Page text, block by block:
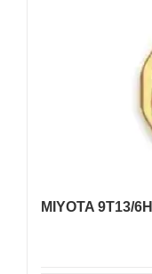
MIYOTA 9T13/6H